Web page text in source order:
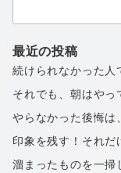
索：
最近の投稿
続けられなかった人
それでも、朝はやっ
やらなかった後悔は
印象を残す！それだ
溜まったものを一掃